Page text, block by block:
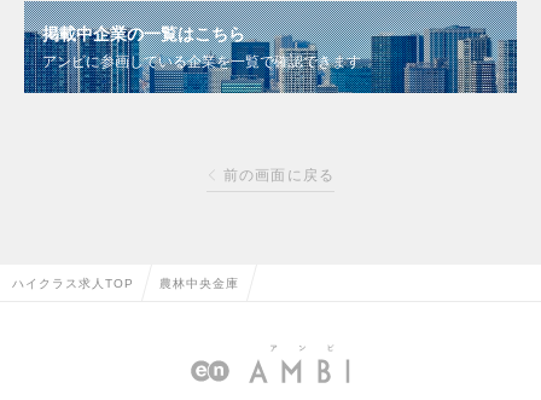
掲載中企業の一覧はこちら
アンビに参画している企業を一覧で確認できます
前の画面に戻る
ハイクラス求人TOP 農林中央金庫